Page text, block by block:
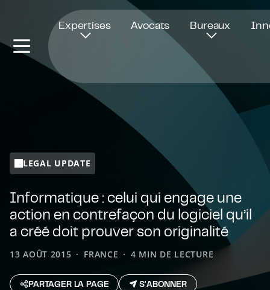
Expertises Avocats Bureaux
LEGAL UPDATE
Informatique : celui qui engage une
action en contrefaçon du logiciel qu’il
a créé doit prouver son originalité
13 AOÛT 2015 FRANCE 4 MIN DE LECTURE
PARTAGER LA PAGE
S'ABONNER
Ouvre dans une nouvelle fenêtre